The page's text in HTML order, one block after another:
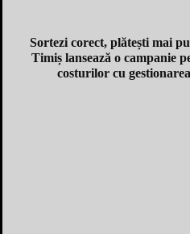
Sortezi corect, plătești mai
Timiș lansează o campanie
costurilor cu